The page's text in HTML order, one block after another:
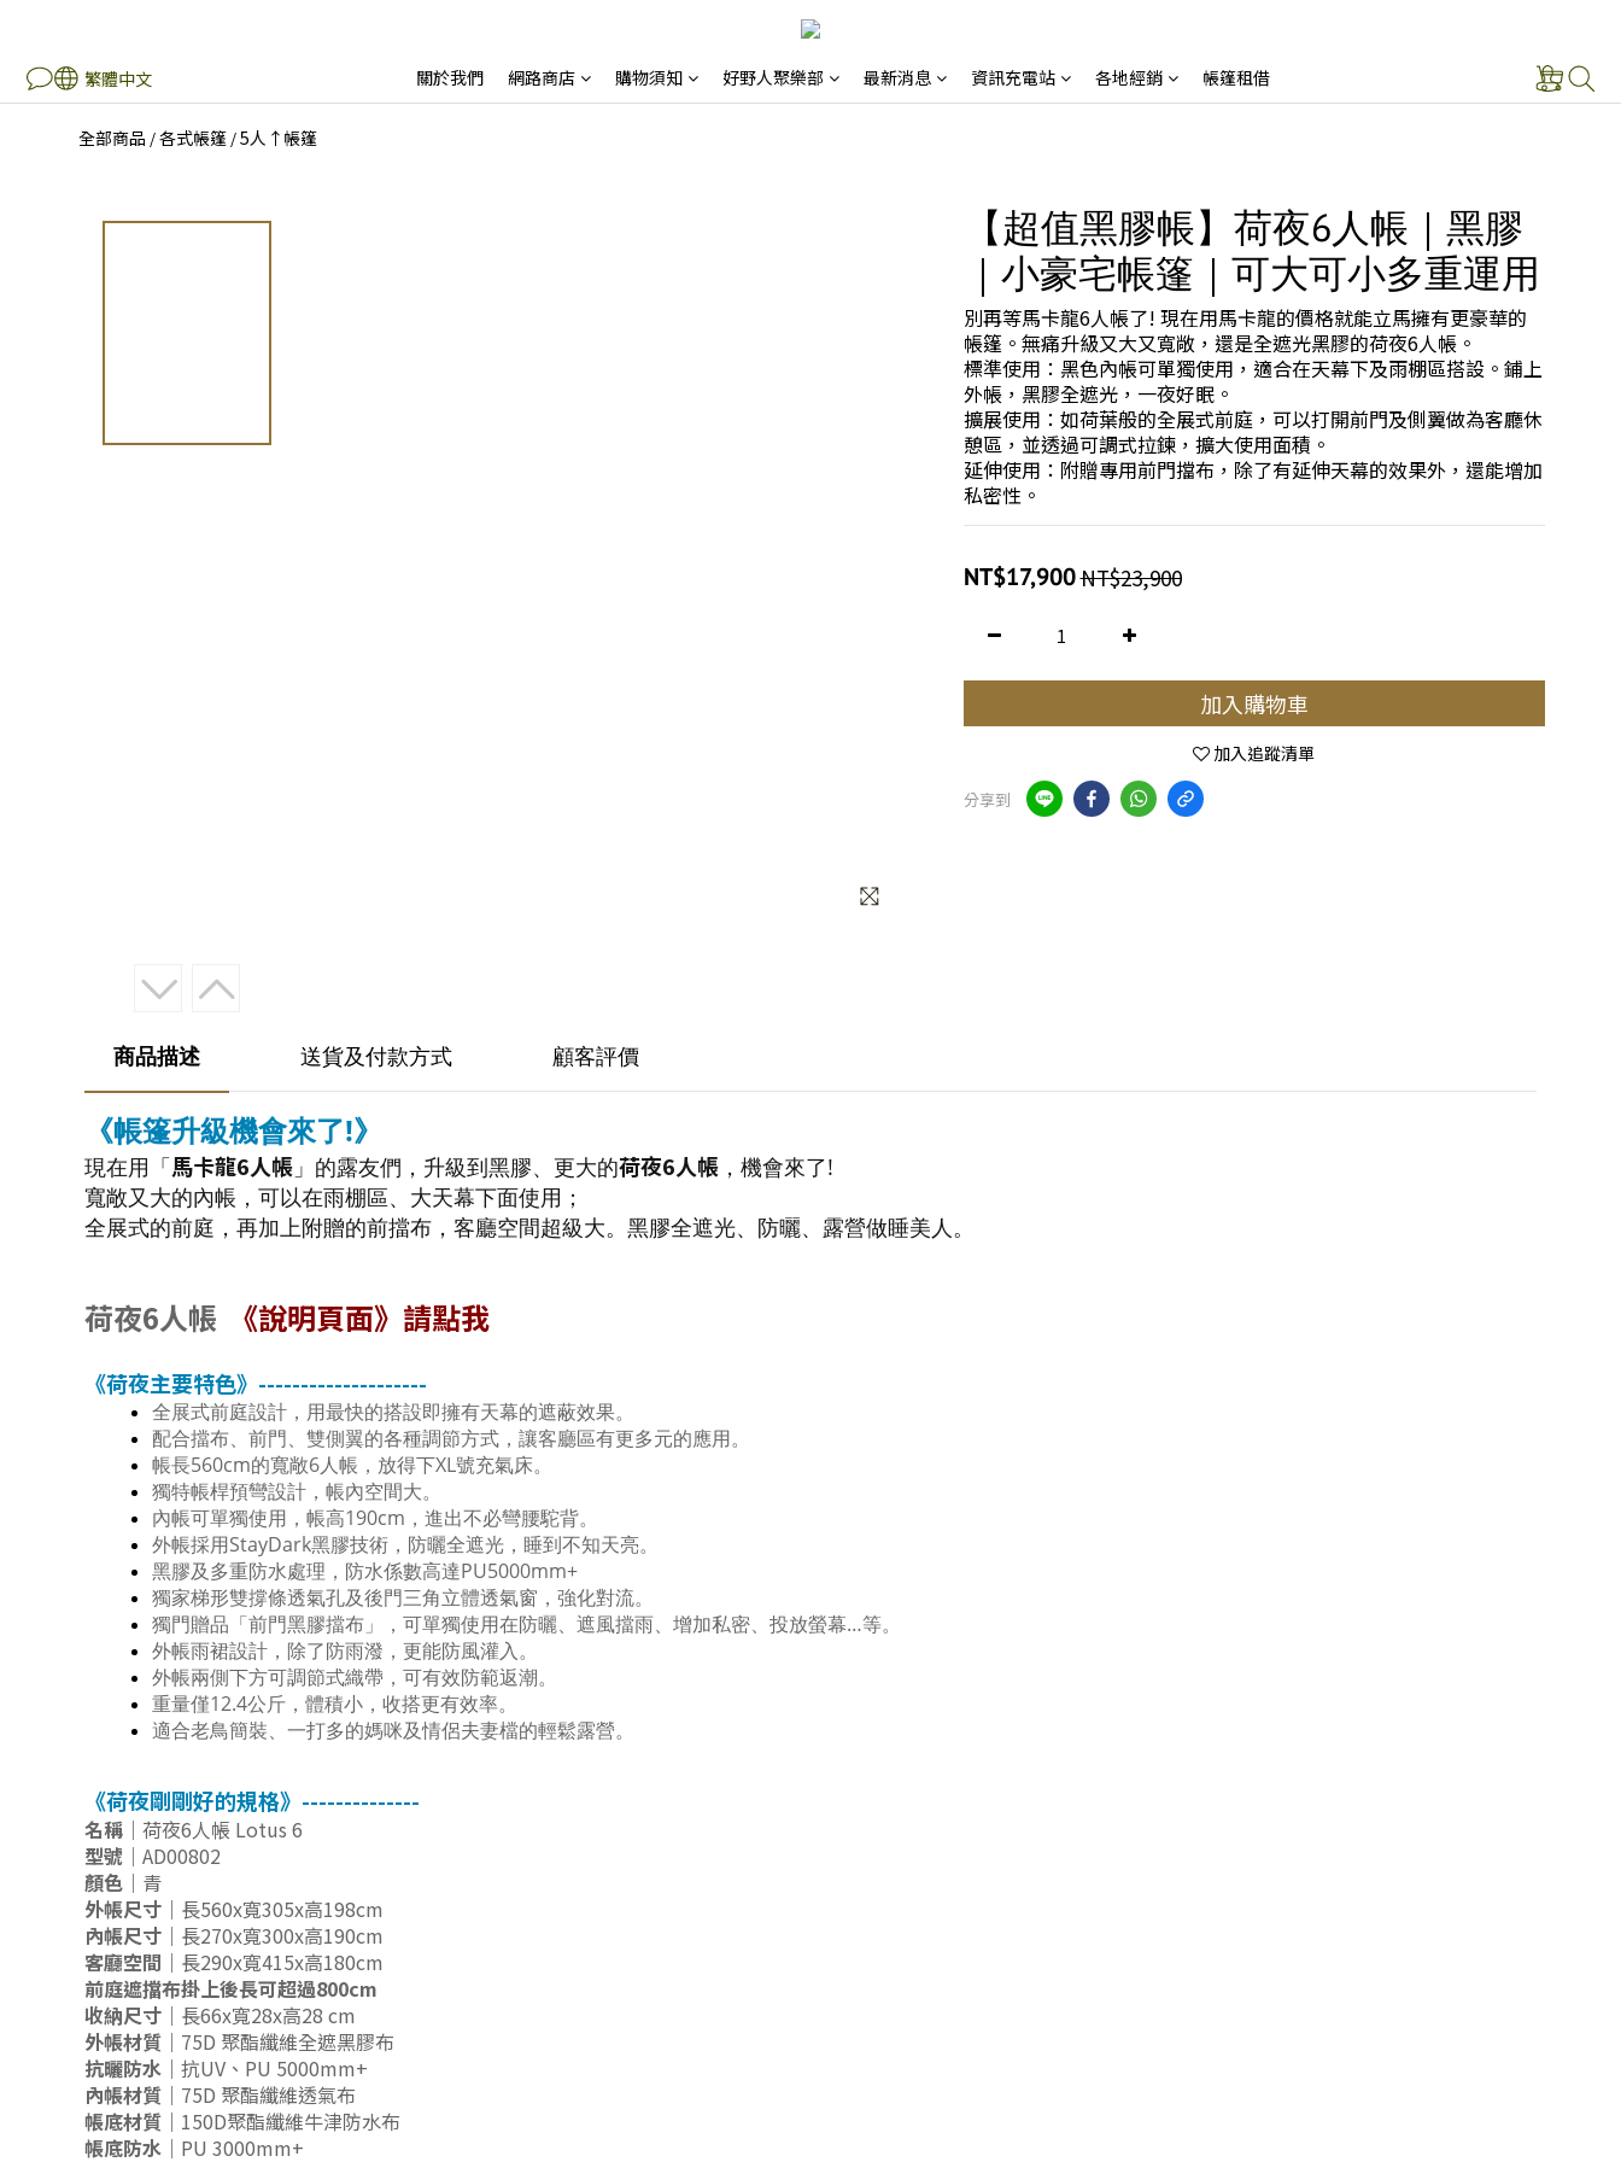
繁體中文 關於我們 網路商店 購物須知 好野人聚樂部 最新消息 資訊充電站 各地經銷 帳篷租借
全部商品 /各式帳篷 /5人↑帳篷
【超值黑膠帳】荷夜6人帳｜黑膠
｜小豪宅帳篷｜可大可小多重運用
別再等馬卡龍6人帳了! 現在用馬卡龍的價格就能立馬擁有更豪華的
帳篷。無痛升級又大又寬敞，還是全遮光黑膠的荷夜6人帳。
標準使用：黑色內帳可單獨使用，適合在天幕下及雨棚區搭設。鋪上
外帳，黑膠全遮光，一夜好眠。
擴展使用：如荷葉般的全展式前庭，可以打開前門及側翼做為客廳休
憩區，並透過可調式拉鍊，擴大使用面積。
延伸使用：附贈專用前門擋布，除了有延伸天幕的效果外，還能增加
私密性。
NT$17,900NT$23,900
加入購物車
加入追蹤清單
分享到
商品描述 送貨及付款方式 顧客評價
《帳篷升級機會來了!》
現在用「馬卡龍6人帳 」的露友們，升級到黑膠、更大的荷夜6人帳 ，機會來了!
寬敞又大的內帳，可以在雨棚區、大天幕下面使用；
全展式的前庭，再加上附贈的前擋布，客廳空間超級大。 黑膠全遮光、防曬、露營做睡美人。
荷夜6人帳 《說明頁面》請點我
《荷夜主要特色》--------------------
全展式前庭設計，用最快的搭設即擁有天幕的遮蔽效果。
配合擋布、前門、雙側翼的各種調節方式，讓客廳區有更多元的應用。
帳長560cm的寬敞6人帳，放得下XL號充氣床。
獨特帳桿預彎設計，帳內空間大。
內帳可單獨使用，帳高190cm，進出不必彎腰駝背。
外帳採用StayDark黑膠技術，防曬全遮光，睡到不知天亮。
黑膠及多重防水處理，防水係數高達PU5000mm+
獨家梯形雙撐條透氣孔及後門三角立體透氣窗，強化對流。
獨門贈品「前門黑膠擋布」，可單獨使用在防曬、遮風擋雨、增加私密、投放螢幕…等。
外帳雨裙設計，除了防雨潑，更能防風灌入。
外帳兩側下方可調節式織帶，可有效防範返潮。
重量僅12.4公斤，體積小，收搭更有效率。
適合老鳥簡裝、一打多的媽咪及情侶夫妻檔的輕鬆露營。
《荷夜剛剛好的規格》--------------
名稱｜ 荷夜6人帳 Lotus 6
型號｜ AD00802
顏色｜ 青
外帳尺寸｜ 長560x寬305x高198cm
內帳尺寸｜ 長270x寬300x高190cm
客廳空間｜ 長290x寬415x高180cm
前庭遮擋布掛上後長可超過800cm
收納尺寸｜ 長66x寬28x高28 cm
外帳材質｜ 75D 聚酯纖維全遮黑膠布
抗曬防水｜ 抗UV、PU 5000mm+
內帳材質｜ 75D 聚酯纖維透氣布
帳底材質｜ 150D聚酯纖維牛津防水布
帳底防水｜ PU 3000mm+